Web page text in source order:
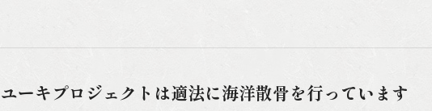
ユーキプロジェクトは適法に海洋散骨を行っています